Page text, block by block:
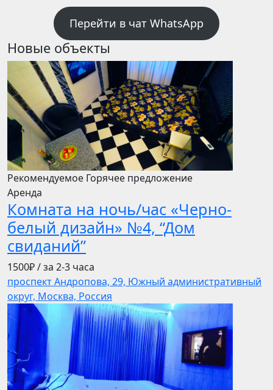
Перейти в чат WhatsApp
Новые объекты
Рекомендуемое Горячее предложение
Аренда
Комната на ночь/час «Черно-
белый дизайн» №4, “Дом
свиданий”
1500₽/ за 2-3 часа
проспект Андропова, 29, Южный административный
округ, Москва, Россия